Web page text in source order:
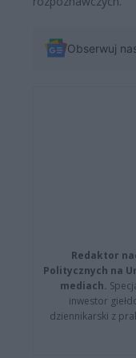
Obserwuj
Redaktor
Politycznych na
mediach.
inwestor
dziennikarski z